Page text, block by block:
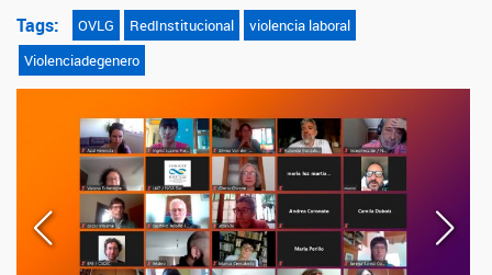
Tags: OVLG RedInstitucional
violencia laboral
Violenciadegenero